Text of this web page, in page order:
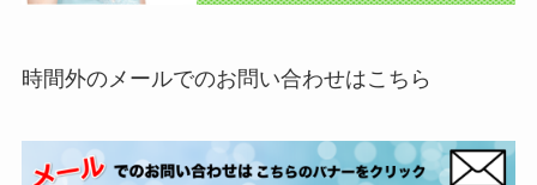
時間外のメールでのお問い合わせはこちら